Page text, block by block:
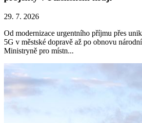
29. 7. 2026
Od modernizace urgentního příjmu přes
5G v městské dopravě až po obnovu
Ministryně pro místn...